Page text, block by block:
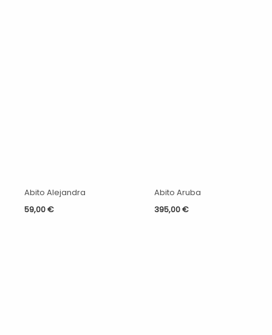
Abito Alejandra
59,00€
Abito Aruba
395,00€